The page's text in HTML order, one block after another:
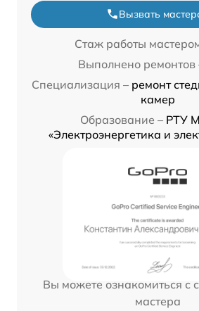
Вызвать
Стаж работы
Выполнено ремонтов
Специализация – ремонт
камер
Образование – РТУ
«Электроэнергетика и
Вы можете ознакомиться с
мастера